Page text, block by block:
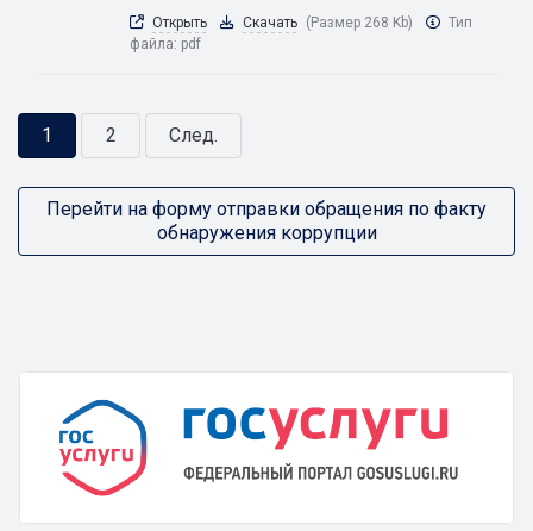
Открыть Скачать (Размер 268 Kb)
Тип
файла: pdf
1 2 След.
Перейти на форму отправки обращения по факту
обнаружения коррупции